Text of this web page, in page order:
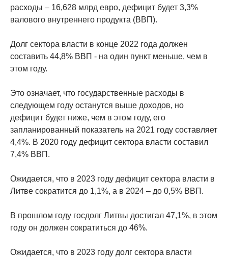
расходы – 16,628 млрд евро, дефицит будет 3,3%
валового внутреннего продукта (ВВП).
Долг сектора власти в конце 2022 года должен
составить 44,8% ВВП - на один пункт меньше, чем в
этом году.
Это означает, что государственные расходы в
следующем году останутся выше доходов, но
дефицит будет ниже, чем в этом году, его
запланированный показатель на 2021 году составляет
4,4%. В 2020 году дефицит сектора власти составил
7,4% ВВП.
Ожидается, что в 2023 году дефицит сектора власти в
Литве сократится до 1,1%, а в 2024 – до 0,5% ВВП.
В прошлом году госдолг Литвы достигал 47,1%, в этом
году он должен сократиться до 46%.
Ожидается, что в 2023 году долг сектора власти